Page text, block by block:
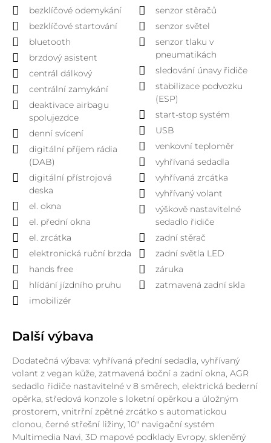
bezklíčové odemykání
bezklíčové startování
bluetooth
brzdový asistent
centrál dálkový
centrální zamykání
deaktivace airbagu
spolujezdce
denní svícení
digitální příjem rádia
(DAB)
digitální přístrojová
deska
el. okna
el. přední okna
el. zrcátka
elektronická ruční brzda
hands free
hlídání jízdního pruhu
imobilizér
senzor stěračů
senzor světel
senzor tlaku v
pneumatikách
sledování únavy řidiče
stabilizace podvozku
(ESP)
start-stop systém
USB
venkovní teploměr
vyhřívaná sedadla
vyhřívaná zrcátka
vyhřívaný volant
výškově nastavitelné
sedadlo řidiče
zadní stěrač
zadní světla LED
záruka
zatmavená zadní skla
Další výbava
Dodatečná výbava: vyhřívaná přední sedadla, vyhřívaný
volant z vegan kůže, zatmavená boční a zadní okna, AGR
sedadlo řidiče nastavitelné v 8 směrech, elektrická bederní
opěrka, středová konzole s loketní opěrkou a úložným
prostorem, vnitrřní zpětné zrcátko s automatickou
clonou, černé střešní ližiny, 10" navigační systém
Multimedia Navi, 3D mapové podklady Evropy, skleněný